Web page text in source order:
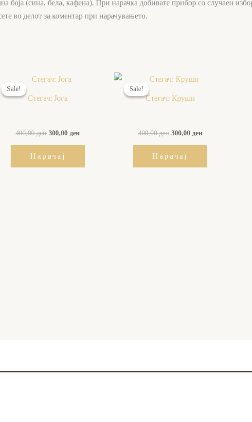
боја (сина, бела, кафена). При нарачка добивате прибор со случаен
во делот за коментар при нарачувањето.
Sale!
Sale!
Стегач: Јога
400,00ден
Original
was:
400,00 ден.
300,00ден
Нарачај
Sale!
Sale!
Стегач: Круши
400,00ден
Original
price
was:
400,00 ден.
300,00 ден
Нарачај